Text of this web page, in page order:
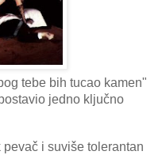
tebe bih tucao kamen"
jedno ključno
i suviše tolerantan